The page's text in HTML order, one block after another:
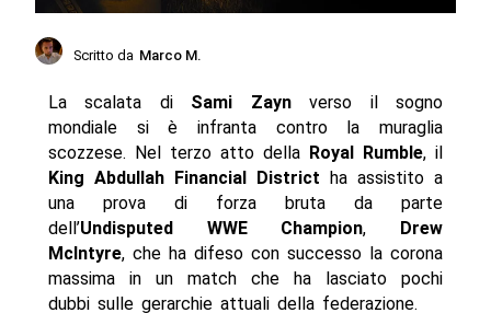
Scritto da Marco M.
La scalata di Sami Zaynverso il sogno
mondiale si è infranta contro la muraglia
scozzese. Nel terzo atto della Royal Rumble, il
King Abdullah Financial District ha assistito a
una prova di forza bruta da parte
dell’Undisputed WWE Champion,
Drew
McIntyre, che ha difeso con successo la corona
massima in un match che ha lasciato pochi
dubbi sulle gerarchie attuali della federazione.